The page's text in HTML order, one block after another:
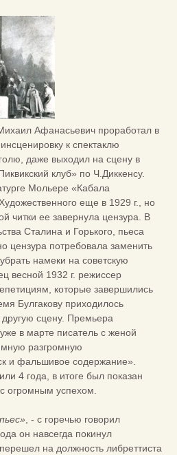
Афанасьевич проработал в
к спектаклю
даже выходил на сцену в
клуб» по Ч.Диккенсу.
Мольере «Кабала
еще в 1929 г., но
читки ее завернула цензура. В
Сталина и Горького, пьеса
цензура потребовала заменить
намеки на советскую
весной 1932 г. режиссер
которые завершились
Булгакову приходилось
другую сцену. Премьера
в марте писатель с женой
разгромную
и фальшивое содержание».
4 года, в итоге был показан
огромным успехом.
, - с горечью говорил
он навсегда покинул
на должность либреттиста